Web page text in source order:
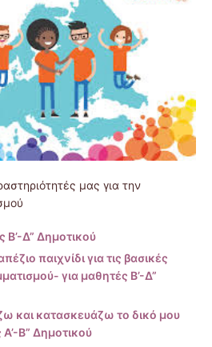
μας για την
Β’-Δ” Δημοτικού
παιχνίδι για τις βασικές
για μαθητές Β’-Δ”
και κατασκευάζω το δικό μου
Β” Δημοτικού